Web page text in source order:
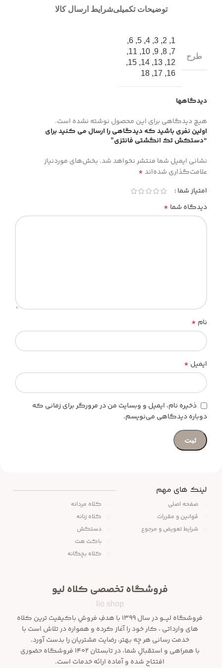
توضیحات تکمیلیشرایط ارسال کالا
طرح
1
,
2
,
3
,
4
,
5
,
6
,
7
,
8
,
9
,
10
,
11
,
12
,
13
,
14
,
15
,
16
,
17
,
18
دیدگاهها
هیچ دیدگاهی برای این محصول نوشته نشده است.
اولین نفری باشید که دیدگاهی را ارسال می کنید برای
“دستکش تک انگشتی فانتزی”
نشانی ایمیل شما منتشر نخواهد شد. بخش‌های موردنیاز
علامت‌گذاری شده‌اند*
امتیاز شما
دیدگاه شما *
نام *
ایمیل *
ذخیره نام، ایمیل و وبسایت من در مرورگر برای زمانی که
دوباره دیدگاهی می‌نویسم.
لینک های مهم
صفحه اصلی
قوانین و مقررات
شرایط تعویض و مرجوع
کلاه مردانه
کلاه زنانه
دستکش
باکت هت
کلاه بچگانه
فروشگاه تخصصی کلاه لیو
lio shop
فروشگاه لیـــو در سال ۱۳۹۹ با هدفِ فروشِ باکیفیت ترین کلاه
های وارداتی ، کار خود را آغاز کرده و همواره در تلاش است با
خدمت رسانی هر چه بهتر، رضایت مشتریان را بدست آورد.
با همراهی و استقبالِ شما، در تابستان ۱۴۰۲ فروشگاه حضوری
افتتاح شده و آماده ارائه خدمات است.